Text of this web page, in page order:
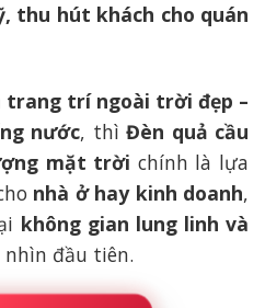
thu hút khách cho quán
trang trí ngoài trời đẹp –
nước, thì Đèn quả cầu
mặt trời chính là lựa
nhà ở hay kinh doanh,
không gian lung linh và
đầu tiên.